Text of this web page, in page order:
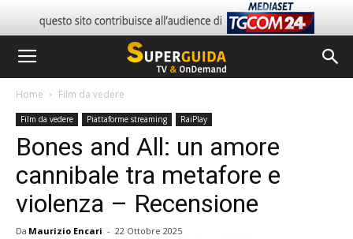
Home Film da vedere
Film da vedere Piattaforme streaming RaiPlay
Bones and All: un amore
cannibale tra metafore e
violenza – Recensione
Da Maurizio Encari - 22 Ottobre 2025